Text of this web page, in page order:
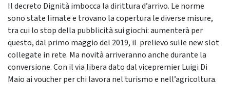
Il decreto Dignità imbocca la dirittura d’arrivo. Le norme
sono state limate e trovano la copertura le diverse misure,
tra cui lo stop della pubblicità sui giochi: aumenterà per
questo, dal primo maggio del 2019, il prelievo sulle new slot
collegate in rete. Ma novità arriveranno anche durante la
conversione. Con il via libera dato dal vicepremier Luigi Di
Maio ai voucher per chi lavora nel turismo e nell’agricoltura.